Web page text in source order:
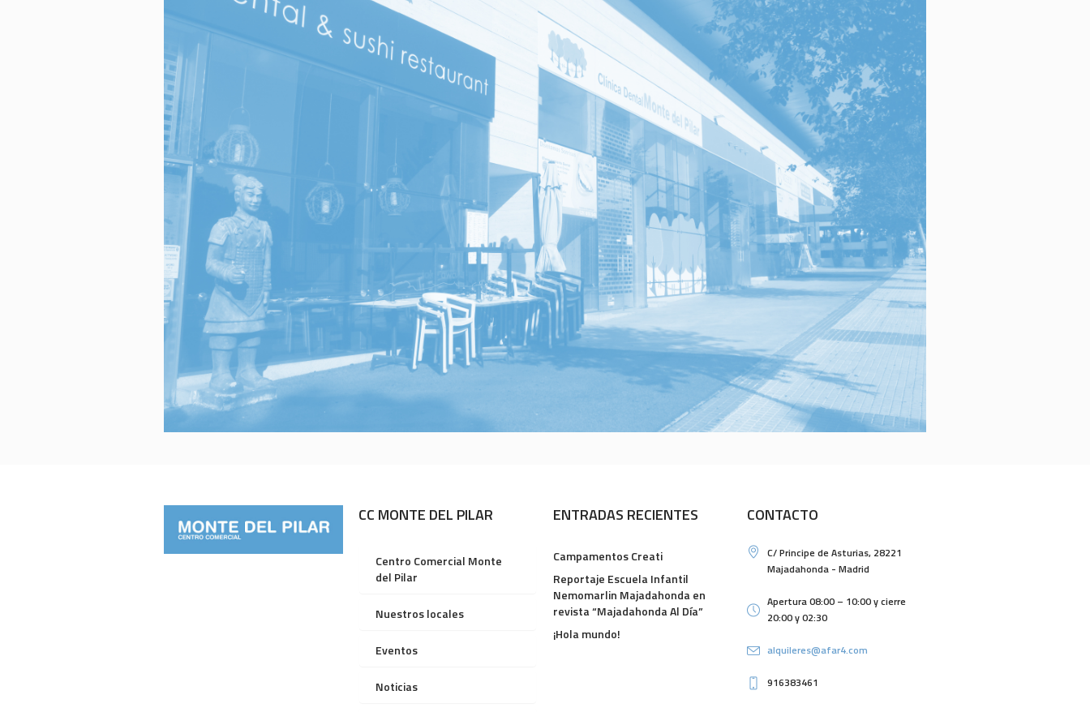
CC MONTE DEL PILAR
Centro Comercial Monte
del Pilar
Nuestros locales
Eventos
Noticias
ENTRADAS RECIENTES
Campamentos Creati
Reportaje Escuela Infantil
Nemomarlin Majadahonda en
revista “Majadahonda Al Día”
¡Hola mundo!
CONTACTO
C/ Principe de Asturias, 28221
Majadahonda - Madrid
Apertura 08:00 – 10:00 y cierre
20:00 y 02:30
alquileres@afar4.com
916383461